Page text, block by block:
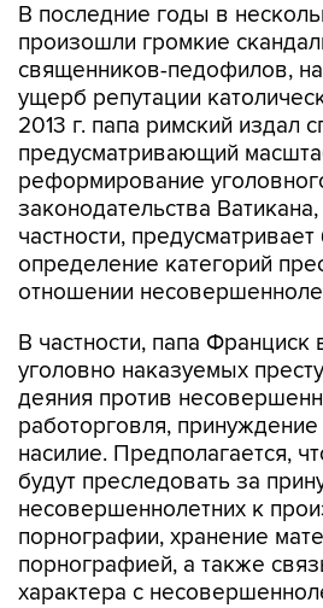
В последние годы в
произошли громкие
священников-педофилов,
ущерб репутации
2013 г. папа римский издал
предусматривающий
реформирование
законодательства
частности,
определение категорий
отношении
В частности, папа Франциск
уголовно наказуемых
деяния против
работорговля, принуждение
насилие. Предполагается,
будут преследовать за
несовершеннолетних к
порнографии, хранение
порнографией, а также
характера с